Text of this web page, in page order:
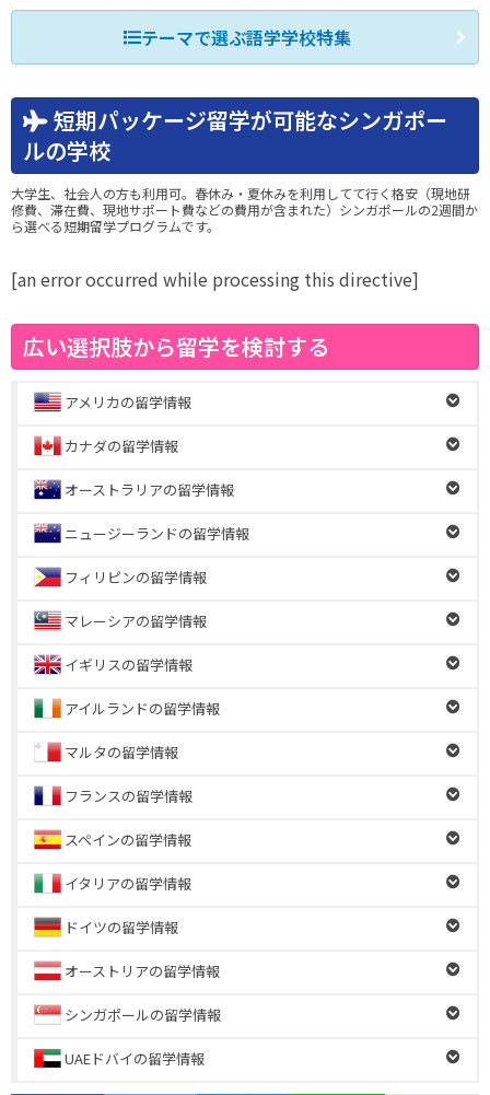
テーマで選ぶ語学学校特集
短期パッケージ留学が可能なシンガポー
ルの学校
大学生、社会人の方も利用可。春休み・夏休みを利用してて行く格安（現地研
修費、滞在費、現地サポート費などの費用が含まれた）シンガポールの2週間か
ら選べる短期留学プログラムです。
[an error occurred while processing this directive]
広い選択肢から留学を検討する
アメリカの留学情報
カナダの留学情報
オーストラリアの留学情報
ニュージーランドの留学情報
フィリピンの留学情報
マレーシアの留学情報
イギリスの留学情報
アイルランドの留学情報
マルタの留学情報
フランスの留学情報
スペインの留学情報
イタリアの留学情報
ドイツの留学情報
オーストリアの留学情報
シンガポールの留学情報
UAEドバイの留学情報